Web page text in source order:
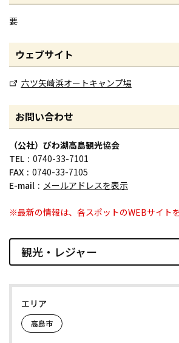
要
ウェブサイト
六ツ矢崎浜オートキャンプ場
お問い合わせ
（公社）びわ湖高島観光協会
TEL
0740-33-7101
FAX
0740-33-7105
E-mail
メールアドレスを表示
※最新の情報は、各スポットのWEBサイト
観光・レジャー
エリア
高島市